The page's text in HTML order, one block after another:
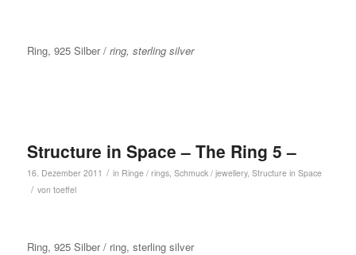
Ring, 925 Silber /ring, sterling silver
Structure in Space – The Ring 5 –
16. Dezember 2011 / in Ringe / rings, Schmuck / jewellery, Structure in Space
/ von toeffel
Ring, 925 Silber / ring, sterling silver